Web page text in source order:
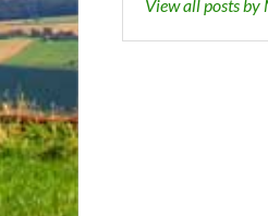
View all posts